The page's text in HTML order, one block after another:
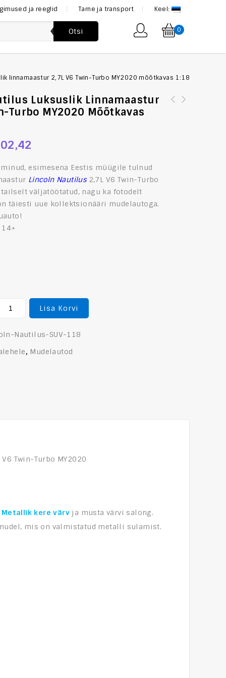
ja reeglid Tarne ja transport Keel:
Otsi 0
linnamaastur 2,7L V6 Twin-Turbo MY2020 mõõtkavas 1:18
Luksuslik Linnamaastur
Turbo MY2020 Mõõtkavas
esimesena Eestis müügile tulnud
Lincoln Nautilus2,7L V6 Twin-Turbo
väljatöötatud, nagu ka fotodelt
täiesti uue kollektsionääri mudelautoga.
Lisa Korvi
Nautilus-SUV-118
, Mudelautod
V6 Twin-Turbo MY2020
Metallik kere värv ja musta värvi salong.
mis on valmistatud metalli sulamist.